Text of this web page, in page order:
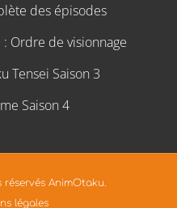
des épisodes
Ordre de visionnage
Tensei Saison 3
Saison 4
réservés AnimOtaku.
légales